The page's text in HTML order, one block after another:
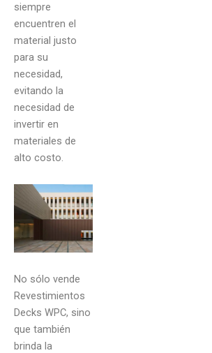
siempre
encuentren el
material justo
para su
necesidad,
evitando la
necesidad de
invertir en
materiales de
alto costo.
No sólo vende
Revestimientos
Decks WPC, sino
que también
brinda la